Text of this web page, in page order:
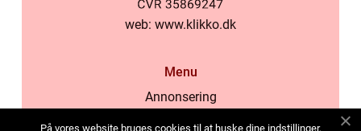
web: www.klikko.dk
Menu
Annonsering
På vores website bruges cookies til at huske dine indstillinger,